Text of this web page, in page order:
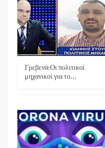
Γρεβενά:Οι πολιτικοί
μηχανικοί για το…